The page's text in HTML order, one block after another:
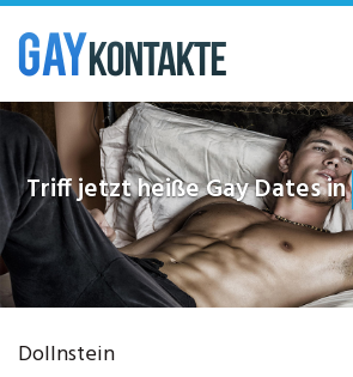
Skip
main
content
Triff jetzt heiße Gay Dates in
Dollnstein